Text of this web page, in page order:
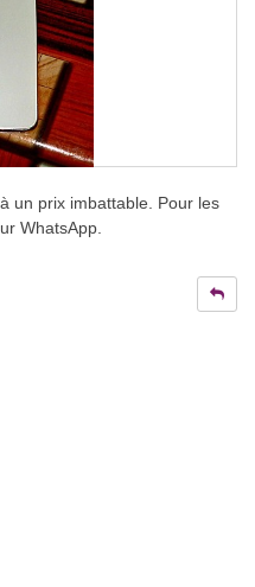
un prix imbattable. Pour les
WhatsApp.